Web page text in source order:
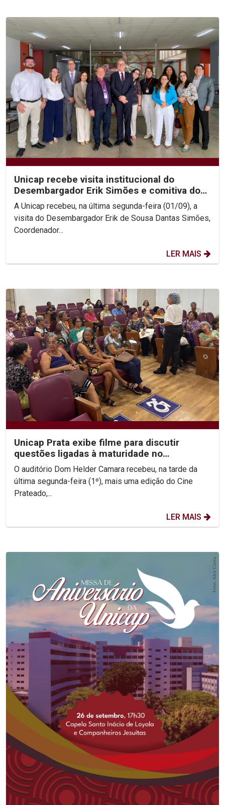
Unicap recebe visita institucional do
Desembargador Erik Simões e comitiva do
TJPE
A Unicap recebeu, na última segunda-feira (01/09), a
visita do Desembargador Erik de Sousa Dantas Simões,
Coordenador...
LER MAIS
Unicap Prata exibe filme para discutir
questões ligadas à maturidade no
casamento
O auditório Dom Helder Camara recebeu, na tarde da
última segunda-feira (1º), mais uma edição do Cine
Prateado,...
LER MAIS